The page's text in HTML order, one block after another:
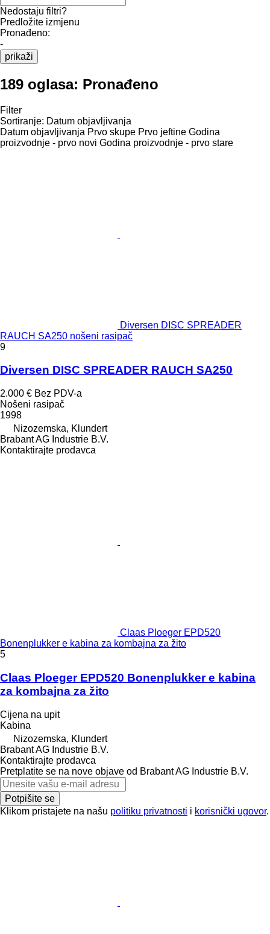
Nedostaju filtri?
Predložite izmjenu
Pronađeno:
-
prikaži
189 oglasa: Pronađeno
Filter
Sortiranje: Datum objavljivanja
Datum objavljivanja Prvo skupe Prvo jeftine Godina
proizvodnje - prvo novi Godina proizvodnje - prvo stare
Diversen DISC SPREADER
RAUCH SA250 nošeni rasipač
9
Diversen DISC SPREADER RAUCH SA250
2.000 € Bez PDV-a
Nošeni rasipač
1998
Nizozemska, Klundert
Brabant AG Industrie B.V.
Kontaktirajte prodavca
Claas Ploeger EPD520
Bonenplukker e kabina za kombajna za žito
5
Claas Ploeger EPD520 Bonenplukker e kabina
za kombajna za žito
Cijena na upit
Kabina
Nizozemska, Klundert
Brabant AG Industrie B.V.
Kontaktirajte prodavca
Pretplatite se na nove objave od Brabant AG Industrie B.V.
Potpišite se
Klikom pristajete na našu politiku privatnosti i korisnički ugovor.